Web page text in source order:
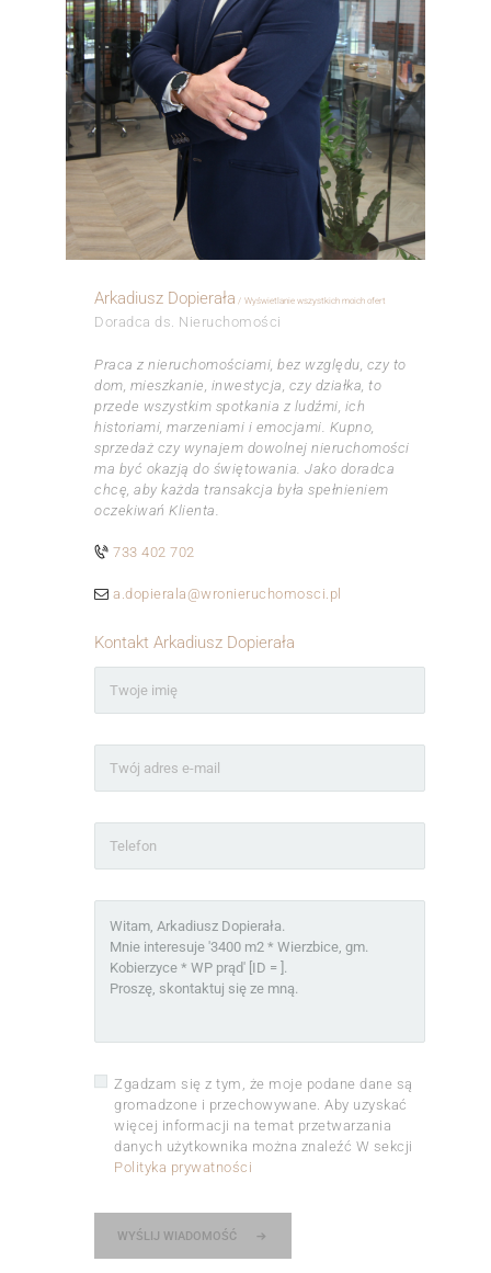
Arkadiusz Dopierała Wyświetlanie wszystkich moich ofert
Doradca ds. Nieruchomości
Praca z nieruchomościami, bez względu, czy to
dom, mieszkanie, inwestycja, czy działka, to
przede wszystkim spotkania z ludźmi, ich
historiami, marzeniami i emocjami. Kupno,
sprzedaż czy wynajem dowolnej nieruchomości
ma być okazją do świętowania. Jako doradca
chcę, aby każda transakcja była spełnieniem
oczekiwań Klienta.
733 402 702
a.dopierala@wronieruchomosci.pl
Kontakt Arkadiusz Dopierała
Zgadzam się z tym, że moje podane dane są
gromadzone i przechowywane. Aby uzyskać
więcej informacji na temat przetwarzania
danych użytkownika można znaleźć W sekcji
Polityka prywatności
WYŚLIJ WIADOMOŚĆ